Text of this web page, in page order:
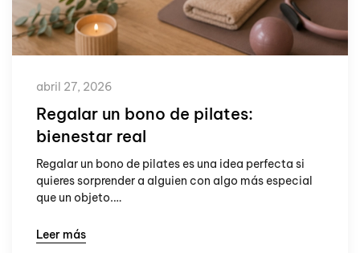
abril 27, 2026
Regalar un bono de pilates:
bienestar real
Regalar un bono de pilates es una idea perfecta si
quieres sorprender a alguien con algo más especial
que un objeto.…
Leer más